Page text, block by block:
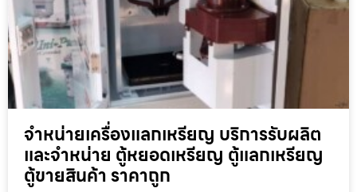
จำหน่ายเครื่องแลกเหรียญ บริการรับผลิต
และจำหน่าย ตู้หยอดเหรียญ ตู้แลกเหรียญ
ตู้ขายสินค้า ราคาถูก